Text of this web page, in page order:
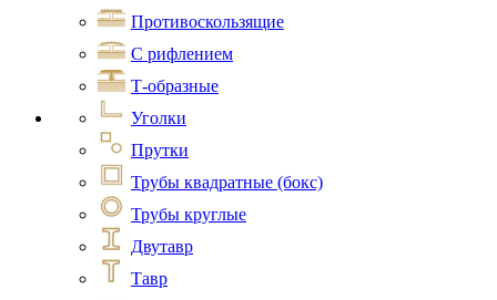
Противоскользящие
С рифлением
Т-образные
Уголки
Прутки
Трубы квадратные (бокс)
Трубы круглые
Двутавр
Тавр